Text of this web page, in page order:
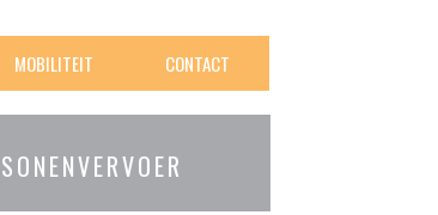
MOBILITEIT CONTACT